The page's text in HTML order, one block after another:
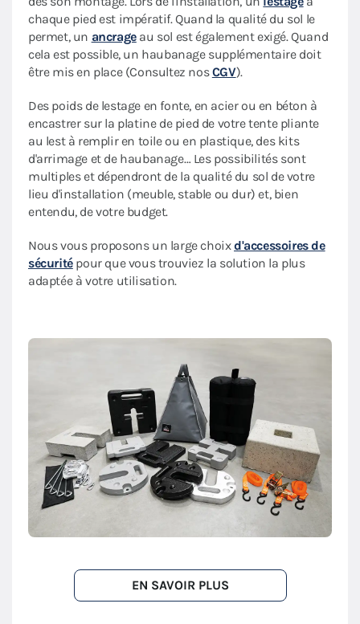
chaque pied est impératif. Quand la qualité du sol le
permet, un ancrageau sol est également exigé. Quand
cela est possible, un haubanage supplémentaire doit
être mis en place (Consultez nosCGV).
Des poids de lestage en fonte, en acier ou en béton à
encastrer sur la platine de pied de votre tente pliante
au lest à remplir en toile ou en plastique, des kits
d'arrimage et de haubanage… Les possibilités sont
multiples et dépendront de la qualité du sol de votre
lieu d'installation (meuble, stable ou dur) et, bien
entendu, de votre budget.
Nous vous proposons un large choixd'accessoires de
sécuritépour que vous trouviez la solution la plus
adaptée à votre utilisation.
EN SAVOIR PLUS